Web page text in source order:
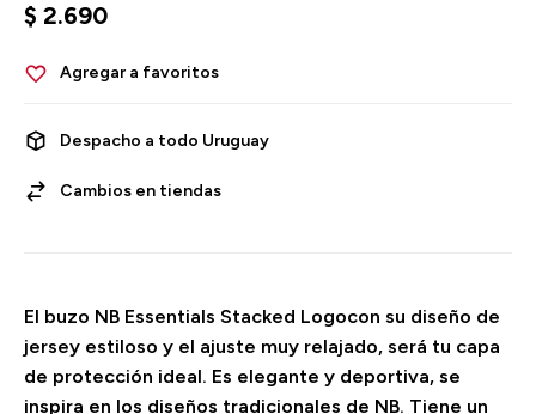
$ 2.690
Despacho a todo Uruguay
Cambios en tiendas
El buzo NB Essentials Stacked Logocon su diseño de
jersey estiloso y el ajuste muy relajado, será tu capa
de protección ideal. Es elegante y deportiva, se
inspira en los diseños tradicionales de NB. Tiene un